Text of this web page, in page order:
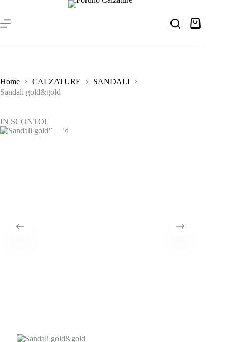
contenuto
Carrello
Home CALZATURE
SANDALI
Sandali gold&gold
IN SCONTO!